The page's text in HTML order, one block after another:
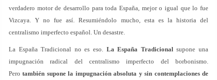
verdadero motor de desarrollo para toda España, mejor o igual que lo fue
Vizcaya. Y no fue así. Resumiéndolo mucho, esta es la historia del
centralismo imperfecto español. Un desastre.
La España Tradicional no es eso. La España Tradicionalsupone una
impugnación radical del centralismo imperfecto del borbonismo.
Perotambién supone la impugnación absoluta y sin contemplaciones de